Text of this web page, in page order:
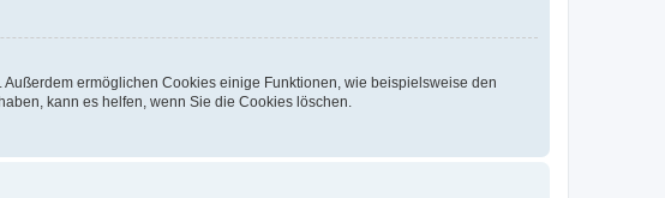
ermöglichen Cookies einige Funktionen, wie beispielsweise den
kann es helfen, wenn Sie die Cookies löschen.